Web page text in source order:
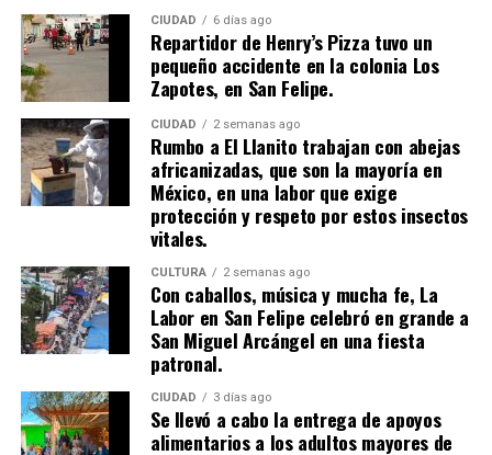
CIUDAD 6 días ago
Repartidor de Henry’s Pizza tuvo un
pequeño accidente en la colonia Los
Zapotes, en San Felipe.
CIUDAD 2 semanas ago
Rumbo a El Llanito trabajan con abejas
africanizadas, que son la mayoría en
México, en una labor que exige
protección y respeto por estos insectos
vitales.
CULTURA 2 semanas ago
Con caballos, música y mucha fe, La
Labor en San Felipe celebró en grande a
San Miguel Arcángel en una fiesta
patronal.
CIUDAD 3 días ago
Se llevó a cabo la entrega de apoyos
alimentarios a los adultos mayores de